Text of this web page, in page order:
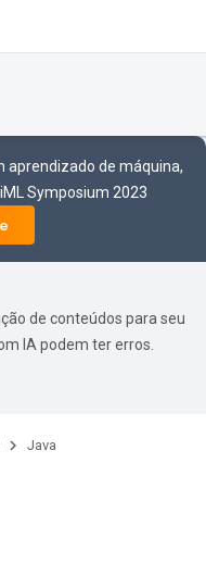
aprendizado de máquina,
Symposium 2023
de conteúdos para seu
IA podem ter erros.
Java